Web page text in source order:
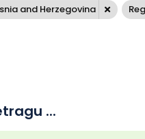
and Herzegovina
...